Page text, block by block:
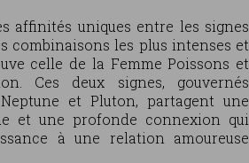
affinités uniques entre les signes
combinaisons les plus intenses et
celle de la Femme Poissons et
Ces deux signes, gouvernés
et Pluton, partagent une
et une profonde connexion qui
à une relation amoureuse